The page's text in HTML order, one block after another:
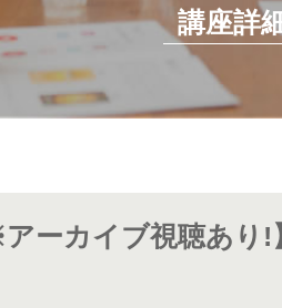
講座詳
アーカイブ視聴あ